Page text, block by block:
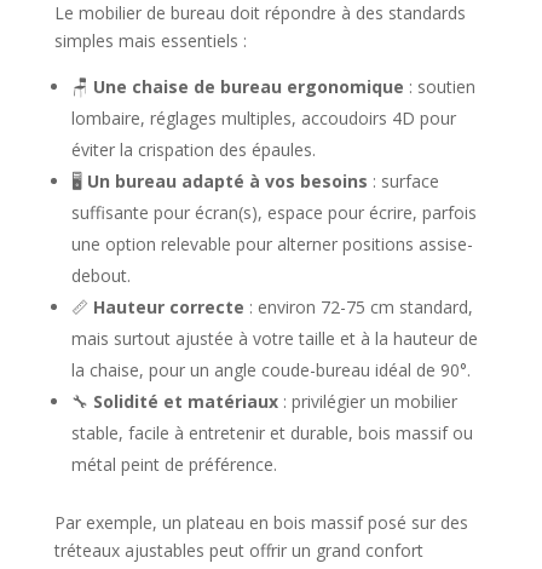
Le mobilier de bureau doit répondre à des standards
simples mais essentiels :
🪑 Une chaise de bureau ergonomique : soutien
lombaire, réglages multiples, accoudoirs 4D pour
éviter la crispation des épaules.
🖥️ Un bureau adapté à vos besoins : surface
suffisante pour écran(s), espace pour écrire, parfois
une option relevable pour alterner positions assise-
debout.
📏 Hauteur correcte : environ 72-75 cm standard,
mais surtout ajustée à votre taille et à la hauteur de
la chaise, pour un angle coude-bureau idéal de 90°.
🔧 Solidité et matériaux: privilégier un mobilier
stable, facile à entretenir et durable, bois massif ou
métal peint de préférence.
Par exemple, un plateau en bois massif posé sur des
tréteaux ajustables peut offrir un grand confort